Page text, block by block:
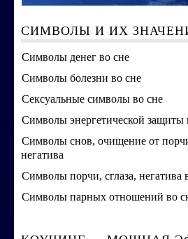
СИМВОЛЫ И ИХ
Символы денег во сне
Символы болезни во сне
Сексуальные символы во сне
Символы энергетической защиты
Символы снов, очищение от
негатива
Символы порчи, сглаза, негатива
Символы парных отношений во